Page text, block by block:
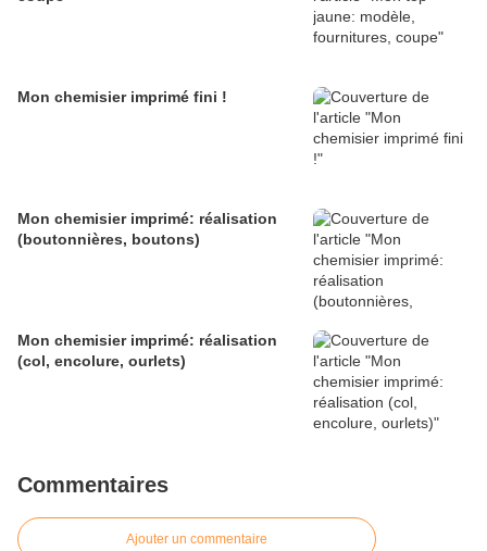
Mon chemisier imprimé fini !
Mon chemisier imprimé: réalisation
(boutonnières, boutons)
Mon chemisier imprimé: réalisation
(col, encolure, ourlets)
Commentaires
Ajouter un commentaire